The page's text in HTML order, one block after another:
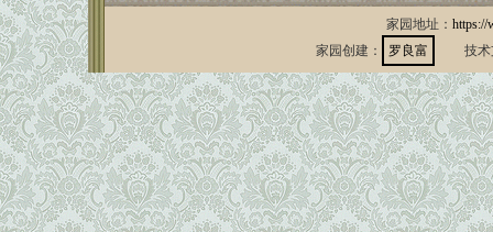
家园地址： https://
家园创建：
罗良富 技术